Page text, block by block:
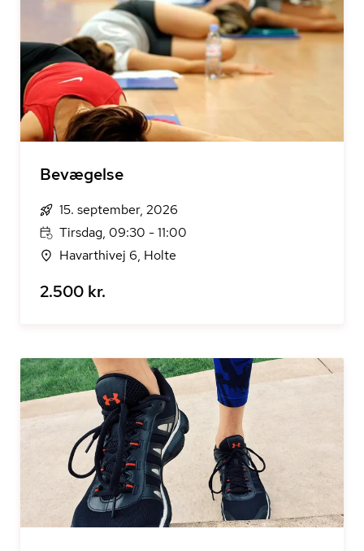
Bevægelse
15. september, 2026
Tirsdag, 09:30 - 11:00
Havarthivej 6, Holte
2.500 kr.